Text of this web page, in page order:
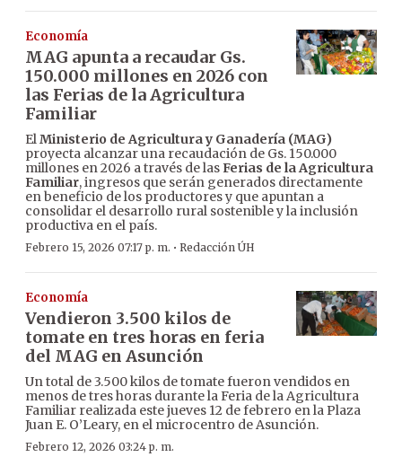
Economía
MAG apunta a recaudar Gs.
150.000 millones en 2026 con
las Ferias de la Agricultura
Familiar
ElMinisterio de Agricultura y Ganadería (MAG)
proyecta alcanzar una recaudación de Gs. 150.000
millones en 2026 a través de lasFerias de la Agricultura
Familiar, ingresos que serán generados directamente
en beneficio de los productores y que apuntan a
consolidar el desarrollo rural sostenible y la inclusión
productiva en el país.
Febrero 15, 2026 07:17 p. m. · Redacción ÚH
Economía
Vendieron 3.500 kilos de
tomate en tres horas en feria
del MAG en Asunción
Un total de 3.500 kilos de tomate fueron vendidos en
menos de tres horas durante la Feria de la Agricultura
Familiar realizada este jueves 12 de febrero en la Plaza
Juan E. O’Leary, en el microcentro de Asunción.
Febrero 12, 2026 03:24 p. m.